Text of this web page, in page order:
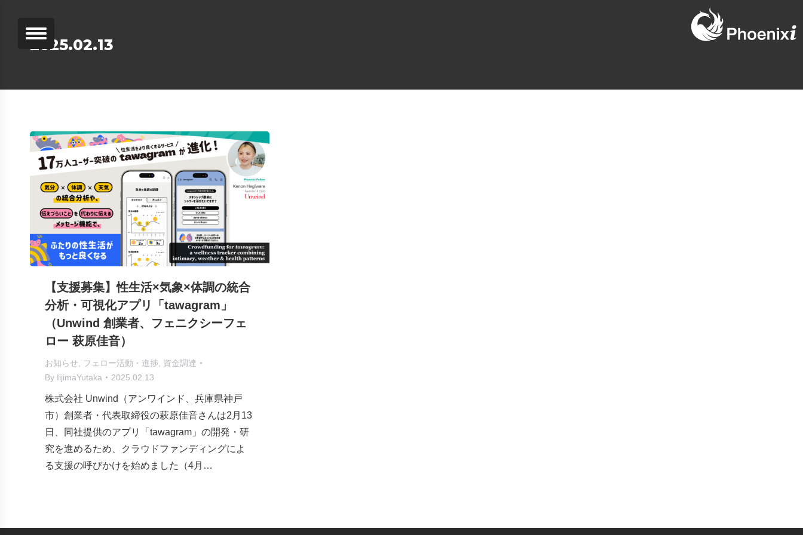
2025.02.13
【支援募集】性生活×気象×体調の統合
分析・可視化アプリ「tawagram」
（Unwind 創業者、フェニクシーフェ
ロー 萩原佳音）
お知らせ フェロー活動・進捗
資金調達
By IijimaYutaka 2025.02.13
株式会社 Unwind（アンワインド、兵庫県神戸
市）創業者・代表取締役の萩原佳音さんは2月13
日、同社提供のアプリ「tawagram」の開発・研
究を進めるため、クラウドファンディングによ
る支援の呼びかけを始めました（4月…